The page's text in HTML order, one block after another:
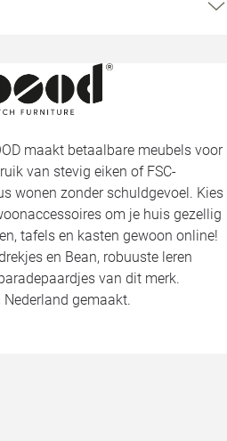
maakt betaalbare meubels voor
van stevig eiken of FSC-
wonen zonder schuldgevoel. Kies
om je huis gezellig
tafels en kasten gewoon online!
en Bean, robuuste leren
van dit merk.
Nederland gemaakt.